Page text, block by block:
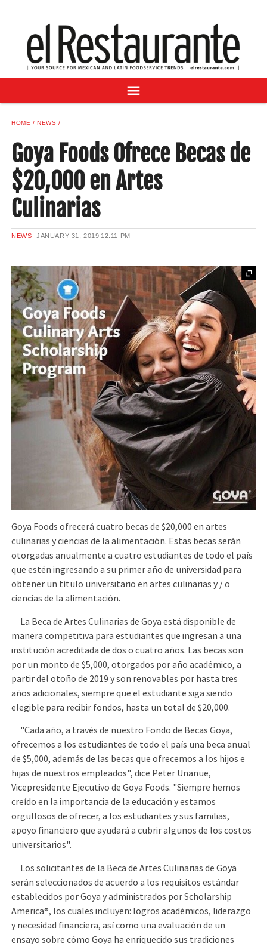
DIGITAL ISSUES
RECIPES
BUYER'S GUIDE
ADVERTISE
SAMPLE CENTER
MEXICAN WINE/LIQUOR
HOME NEWS
Goya Foods Ofrece Becas de
$20,000 en Artes
Culinarias
NEWS JANUARY 31, 2019 12:11 PM
Goya Foods ofrecerá cuatro becas de $20,000 en artes
culinarias y ciencias de la alimentación. Estas becas serán
otorgadas anualmente a cuatro estudiantes de todo el país
que estén ingresando a su primer año de universidad para
obtener un título universitario en artes culinarias y / o
ciencias de la alimentación.
La Beca de Artes Culinarias de Goya está disponible de
manera competitiva para estudiantes que ingresan a una
institución acreditada de dos o cuatro años. Las becas son
por un monto de $5,000, otorgados por año académico, a
partir del otoño de 2019 y son renovables por hasta tres
años adicionales, siempre que el estudiante siga siendo
elegible para recibir fondos, hasta un total de $20,000.
"Cada año, a través de nuestro Fondo de Becas Goya,
ofrecemos a los estudiantes de todo el país una beca anual
de $5,000, además de las becas que ofrecemos a los hijos e
hijas de nuestros empleados", dice Peter Unanue,
Vicepresidente Ejecutivo de Goya Foods. "Siempre hemos
creído en la importancia de la educación y estamos
orgullosos de ofrecer, a los estudiantes y sus familias,
apoyo financiero que ayudará a cubrir algunos de los costos
universitarios".
Los solicitantes de la Beca de Artes Culinarias de Goya
serán seleccionados de acuerdo a los requisitos estándar
establecidos por Goya y administrados por Scholarship
America®, los cuales incluyen: logros académicos, liderazgo
y necesidad financiera, así como una evaluación de un
ensayo sobre cómo Goya ha enriquecido sus tradiciones